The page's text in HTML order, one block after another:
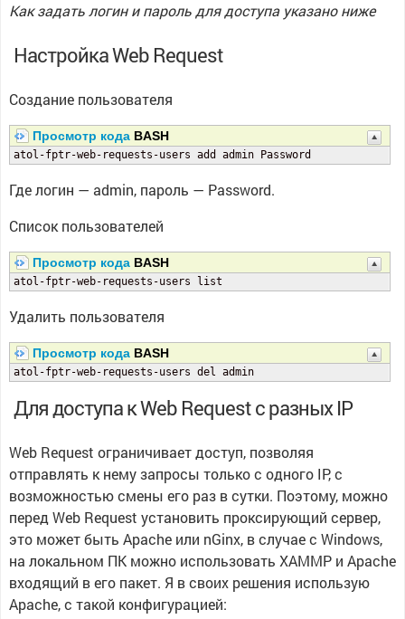
Как задать логин и пароль для доступа указано ниже
Настройка Web Request
Создание пользователя
Просмотр кодаBASH
atol-fptr-web-requests-users add admin Password
Где логин — admin, пароль — Password.
Список пользователей
Просмотр кодаBASH
atol-fptr-web-requests-users list
Удалить пользователя
Просмотр кодаBASH
atol-fptr-web-requests-users del admin
Для доступа к Web Request с разных IP
Web Request ограничивает доступ, позволяя
отправлять к нему запросы только с одного IP, с
возможностью смены его раз в сутки. Поэтому, можно
перед Web Request установить проксирующий сервер,
это может быть Apache или nGinx, в случае с Windows,
на локальном ПК можно использовать XAMMP и Apache
входящий в его пакет. Я в своих решения использую
Apache, с такой конфигурацией: